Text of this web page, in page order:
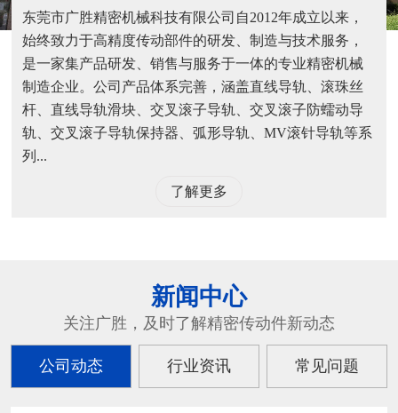
东莞市广胜精密机械科技有限公司自2012年成立以来，
始终致力于高精度传动部件的研发、制造与技术服务，
是一家集产品研发、销售与服务于一体的专业精密机械
制造企业。公司产品体系完善，涵盖直线导轨、滚珠丝
杆、直线导轨滑块、交叉滚子导轨、交叉滚子防蠕动导
轨、交叉滚子导轨保持器、弧形导轨、MV滚针导轨等系
列...
了解更多
新闻中心
关注广胜，及时了解精密传动件新动态
公司动态 行业资讯 常见问题